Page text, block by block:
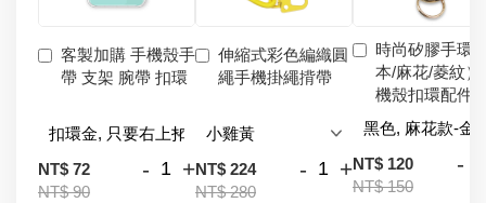
客製加購 手機殼手
帶 支架 腕帶 扣環
NT$ 72
NT$ 90
- +
伸縮式彩色編織圓
繩手機掛繩揹帶
NT$ 224
NT$ 280
- +
時尚矽膠手環
本/麻花/菱紋）
機殼扣環配件
NT$ 120
NT$ 150
-